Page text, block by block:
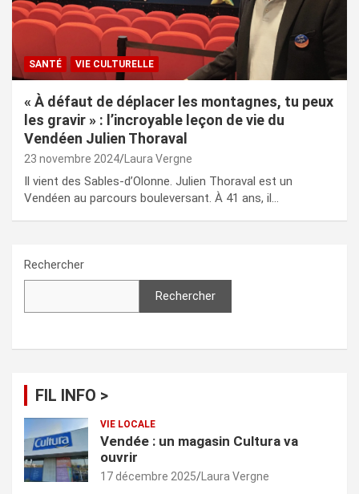
SANTÉ VIE CULTURELLE
« À défaut de déplacer les montagnes, tu peux
les gravir » : l’incroyable leçon de vie du
Vendéen Julien Thoraval
23 novembre 2024 Laura Vergne
Il vient des Sables-d’Olonne. Julien Thoraval est un
Vendéen au parcours bouleversant. À 41 ans, il…
Rechercher
Rechercher
FIL INFO >
VIE LOCALE
Vendée : un magasin Cultura va
ouvrir
17 décembre 2025 Laura Vergne